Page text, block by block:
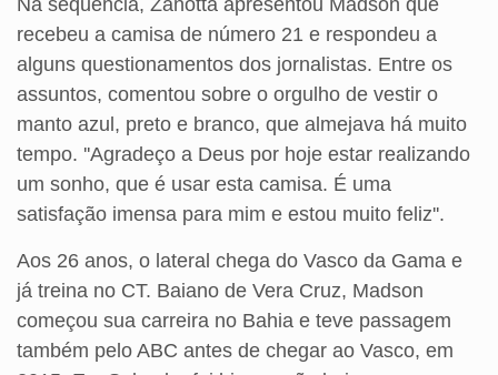
recebeu a camisa de número 21 e respondeu a
alguns questionamentos dos jornalistas. Entre os
assuntos, comentou sobre o orgulho de vestir o
manto azul, preto e branco, que almejava há muito
tempo. ''Agradeço a Deus por hoje estar realizando
um sonho, que é usar esta camisa. É uma
satisfação imensa para mim e estou muito feliz''.
Aos 26 anos, o lateral chega do Vasco da Gama e
já treina no CT. Baiano de Vera Cruz, Madson
começou sua carreira no Bahia e teve passagem
também pelo ABC antes de chegar ao Vasco, em